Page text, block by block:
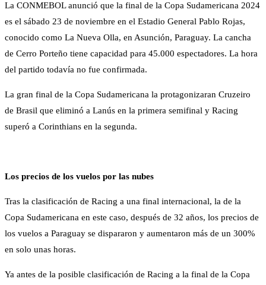
La CONMEBOL anunció que la final de la Copa Sudamericana 2024
es el sábado 23 de noviembre en el Estadio General Pablo Rojas,
conocido como La Nueva Olla, en Asunción, Paraguay. La cancha
de Cerro Porteño tiene capacidad para 45.000 espectadores. La hora
del partido todavía no fue confirmada.
La gran final de la Copa Sudamericana la protagonizaran Cruzeiro
de Brasil que eliminó a Lanús en la primera semifinal y Racing
superó a Corinthians en la segunda.
Los precios de los vuelos por las nubes
Tras la clasificación de Racing a una final internacional, la de la
Copa Sudamericana en este caso, después de 32 años, los precios de
los vuelos a Paraguay se dispararon y aumentaron más de un 300%
en solo unas horas.
Ya antes de la posible clasificación de Racing a la final de la Copa